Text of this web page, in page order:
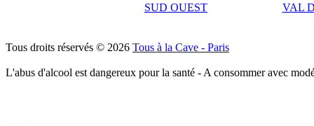
SUD OUEST VAL
Tous droits réservés © 2026 Tous à la Cave - Paris
L'abus d'alcool est dangereux pour la santé - A consommer avec